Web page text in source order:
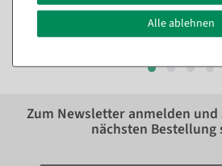
19,95 EUR zzgl. ges. MwSt.
Zum Newsletter anmelden
nächsten Bestellung
Alle ablehnen